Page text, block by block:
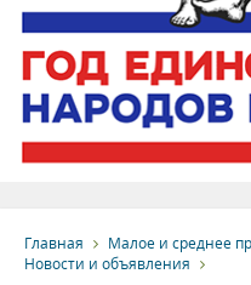
Главная
Малое и среднее
Новости и объявления